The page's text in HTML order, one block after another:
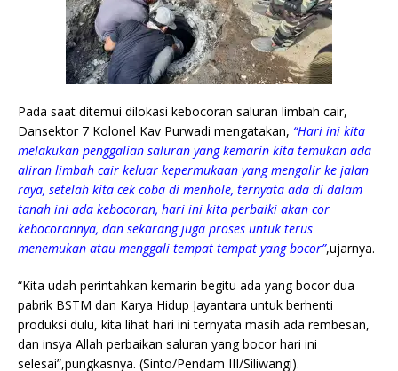
Pada saat ditemui dilokasi kebocoran saluran limbah cair,
Dansektor 7 Kolonel Kav Purwadi mengatakan, “Hari ini kita
melakukan penggalian saluran yang kemarin kita temukan ada
aliran limbah cair keluar kepermukaan yang mengalir ke jalan
raya, setelah kita cek coba di menhole, ternyata ada di dalam
tanah ini ada kebocoran, hari ini kita perbaiki akan cor
kebocorannya, dan sekarang juga proses untuk terus
menemukan atau menggali tempat tempat yang bocor”,ujarnya.
“Kita udah perintahkan kemarin begitu ada yang bocor dua
pabrik BSTM dan Karya Hidup Jayantara untuk berhenti
produksi dulu, kita lihat hari ini ternyata masih ada rembesan,
dan insya Allah perbaikan saluran yang bocor hari ini
selesai”,pungkasnya. (Sinto/Pendam III/Siliwangi).